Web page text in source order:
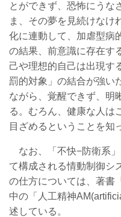
とができず、恐怖にうな
ま、その夢を見続けなけ
化に連動して、加虐型病
の結果、前意識に存在す
己や理想的自己は出現す
罰的対象」の結合が強い
ながら、覚醒できず、明
る。むろん、健康な人は
目ざめるということを知
なお、「不快−防衛系
て構成される情動制御シ
の仕方については、著書
中の「人工精神
述している。